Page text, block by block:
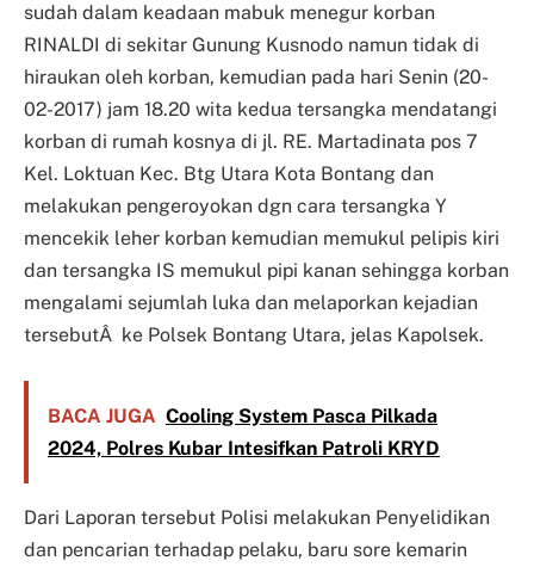
sudah dalam keadaan mabuk menegur korban
RINALDI di sekitar Gunung Kusnodo namun tidak di
hiraukan oleh korban, kemudian pada hari Senin (20-
02-2017) jam 18.20 wita kedua tersangka mendatangi
korban di rumah kosnya di jl. RE. Martadinata pos 7
Kel. Loktuan Kec. Btg Utara Kota Bontang dan
melakukan pengeroyokan dgn cara tersangka Y
mencekik leher korban kemudian memukul pelipis kiri
dan tersangka IS memukul pipi kanan sehingga korban
mengalami sejumlah luka dan melaporkan kejadian
tersebutÂ ke Polsek Bontang Utara, jelas Kapolsek.
BACA JUGA Cooling System Pasca Pilkada
2024, Polres Kubar Intesifkan Patroli KRYD
Dari Laporan tersebut Polisi melakukan Penyelidikan
dan pencarian terhadap pelaku, baru sore kemarin